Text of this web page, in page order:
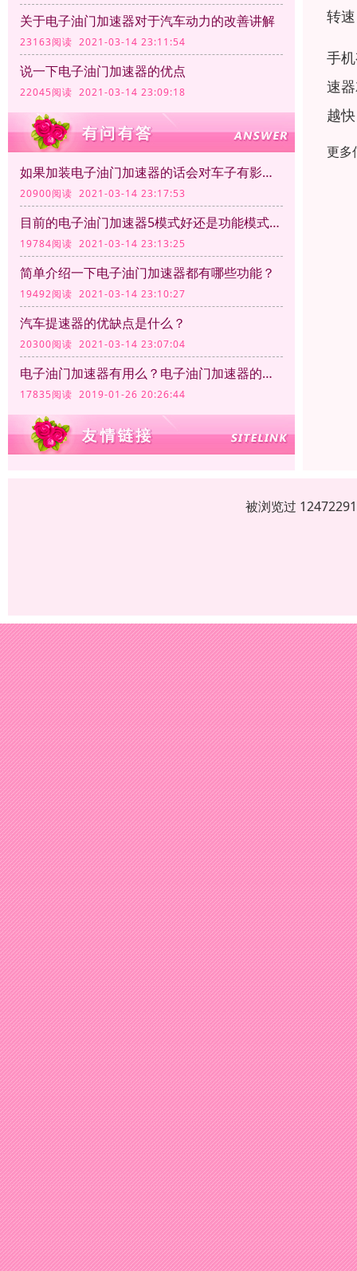
关于电子油门加速器对于汽车动力的改善讲解
23163阅读 2021-03-14 23:11:54
说一下电子油门加速器的优点
22045阅读 2021-03-14 23:09:18
如果加装电子油门加速器的话会对车子有影响吗？
20900阅读 2021-03-14 23:17:53
目前的电子油门加速器5模式好还是功能模式越多越好呢？
19784阅读 2021-03-14 23:13:25
简单介绍一下电子油门加速器都有哪些功能？
19492阅读 2021-03-14 23:10:27
汽车提速器的优缺点是什么？
20300阅读 2021-03-14 23:07:04
电子油门加速器有用么？电子油门加速器的作用
17835阅读 2019-01-26 20:26:44
转
手
速
越
更多
被浏览过